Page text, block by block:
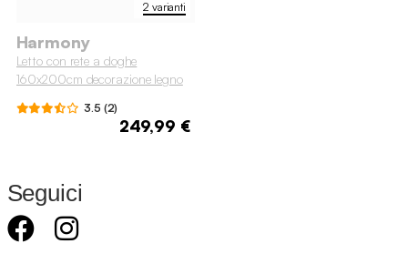
2 varianti
Harmony
Letto con rete a doghe
160x200cm decorazione legno
3.5 (2)
249,99 €
Seguici